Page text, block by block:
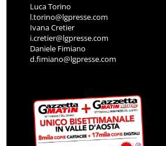
Luca Torino
l.torino@lgpresse.com
Ivana Cretier
i.cretier@lgpresse.com
Daniele Fimiano
d.fimiano@lgpresse.com